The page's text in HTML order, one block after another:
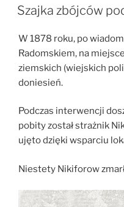
W
Szajka zbójców
W 1878 roku, po
Radomskiem, na
ziemskich (wiejskich
doniesień.
Podczas interwencji
pobity został strażnik
ujęto dzięki wsparciu
Niestety Nikiforow